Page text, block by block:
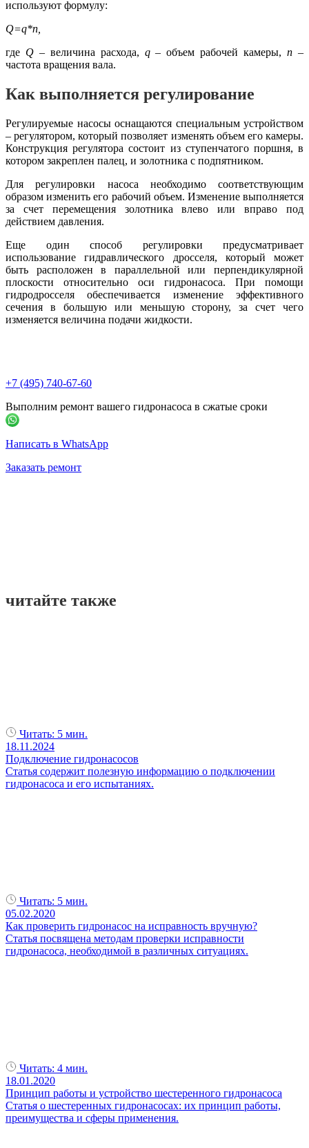
используют формулу:
Q=q*n,
где Q– величина расхода, q– объем рабочей камеры,n –
частота вращения вала.
Как выполняется регулирование
Регулируемые насосы оснащаются специальным устройством
– регулятором, который позволяет изменять объем его камеры.
Конструкция регулятора состоит из ступенчатого поршня, в
котором закреплен палец, и золотника с подпятником.
Для регулировки насоса необходимо соответствующим
образом изменить его рабочий объем. Изменение выполняется
за счет перемещения золотника влево или вправо под
действием давления.
Еще один способ регулировки предусматривает
использование гидравлического дросселя, который может
быть расположен в параллельной или перпендикулярной
плоскости относительно оси гидронасоса. При помощи
гидродросселя обеспечивается изменение эффективного
сечения в большую или меньшую сторону, за счет чего
изменяется величина подачи жидкости.
+7 (495) 740-67-60
Выполним ремонт вашего гидронасоса в сжатые сроки
Написать в WhatsApp
Заказать ремонт
читайте также
Читать: 5 мин.
18.11.2024
Подключение гидронасосов
Статья содержит полезную информацию о подключении
гидронасоса и его испытаниях.
Читать: 5 мин.
05.02.2020
Как проверить гидронасос на исправность вручную?
Статья посвящена методам проверки исправности
гидронасоса, необходимой в различных ситуациях.
Читать: 4 мин.
18.01.2020
Принцип работы и устройство шестеренного гидронасоса
Статья о шестеренных гидронасосах: их принцип работы,
преимущества и сферы применения.